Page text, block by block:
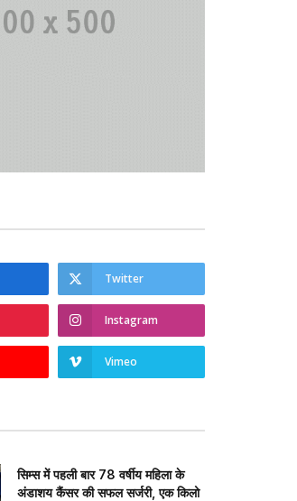
Twitter
Instagram
Vimeo
सिम्स में पहली बार 78 वर्षीय महिला के
अंडाशय कैंसर की सफल सर्जरी, एक किलो